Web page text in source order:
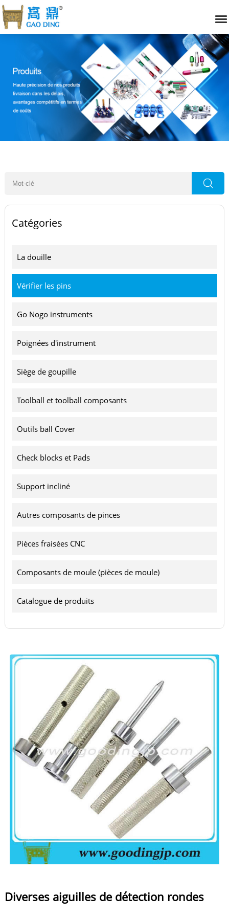
Catégories
La douille
Vérifier les pins
Go Nogo instruments
Poignées d'instrument
Siège de goupille
Toolball et toolball composants
Outils ball Cover
Check blocks et Pads
Support incliné
Autres composants de pinces
Pièces fraisées CNC
Composants de moule (pièces de moule)
Catalogue de produits
Diverses aiguilles de détection rondes